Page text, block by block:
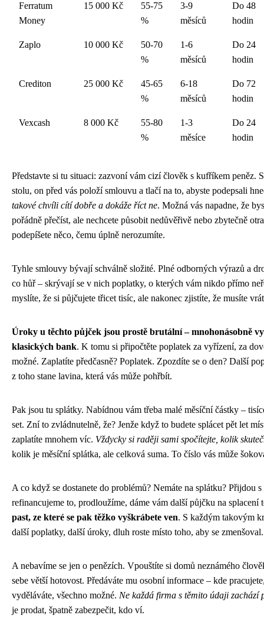
Ferratum
Money
15 000 Kč
55-75
%
3-9
měsíců
Do 48
hodin
Zaplo 10 000 Kč
50-70
%
1-6
měsíců
Do 24
hodin
Crediton 25 000 Kč
45-65
%
6-18
měsíců
Do 72
hodin
Vexcash 8 000 Kč
55-80
%
1-3
měsíce
Do 24
hodin
Představte si tu situaci: zazvoní vám cizí člověk s kufříkem peněz.
stolu, on před vás položí smlouvu a tlačí na to, abyste podepsali
takové chvíli cítí dobře a dokáže říct ne. Možná vás napadne, že
pořádně přečíst, ale nechcete působit nedůvěřivě nebo zbytečně
podepíšete něco, čemu úplně nerozumíte.
Tyhle smlouvy bývají schválně složité. Plné odborných výrazů a
co hůř – skrývají se v nich poplatky, o kterých vám nikdo přímo
myslíte, že si půjčujete třicet tisíc, ale nakonec zjistíte, že musíte
Úroky u těchto půjček jsou prostě brutální – mnohonásobně
klasických bank. K tomu si připočtěte poplatek za vyřízení, za
možné. Zaplatíte předčasně? Poplatek. Zpozdíte se o den? Další
z toho stane lavina, která vás může pohřbít.
Pak jsou tu splátky. Nabídnou vám třeba malé měsíční částky –
set. Zní to zvládnutelně, že? Jenže když to budete splácet pět let
zaplatíte mnohem víc. Vždycky si raději sami spočítejte, kolik
kolik je měsíční splátka, ale celková suma. To číslo vás může
A co když se dostanete do problémů? Nemáte na splátku? Přijdou s
refinancujeme to, prodloužíme, dáme vám další půjčku na splacení
past, ze které se pak těžko vyškrábete ven. S každým takovým
další poplatky, další úroky, dluh roste místo toho, aby se zmenšoval.
A nebavíme se jen o penězích. Vpouštíte si domů neznámého
sebe větší hotovost. Předáváte mu osobní informace – kde
vyděláváte, všechno možné. Ne každá firma s těmito údaji zachází
je prodat, špatně zabezpečit, kdo ví.